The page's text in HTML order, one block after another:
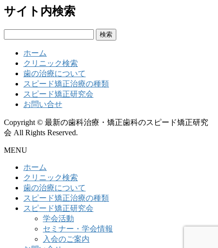
サイト内検索
ホーム
クリニック検索
歯の治療について
スピード矯正治療の種類
スピード矯正研究会
お問い合せ
Copyright © 最新の歯科治療・矯正歯科のスピード矯正研究
会 All Rights Reserved.
MENU
ホーム
クリニック検索
歯の治療について
スピード矯正治療の種類
スピード矯正研究会
学会活動
セミナー・学会情報
入会のご案内